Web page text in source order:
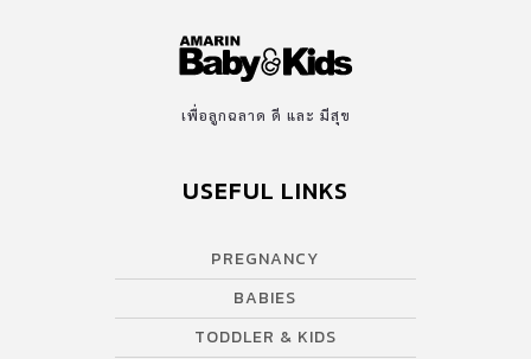
เพื่อลูกฉลาด ดี และ มีสุข
USEFUL LINKS
PREGNANCY
BABIES
TODDLER & KIDS